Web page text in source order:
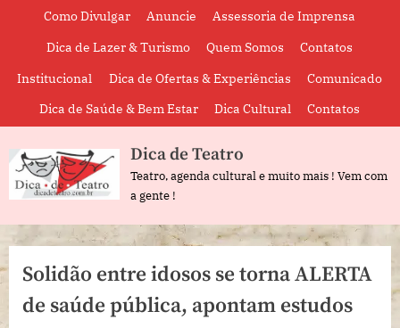
Como Divulgar Anuncie
Assessoria de Imprensa
Dica de Lazer & Turismo
Quem Somos
Contatos
Institucional
Dica de Ofertas & Experiências
Comunicado
Dica de Saúde & Bem Estar
Dica Cultural Contatos
Dica de Teatro
Teatro, agenda cultural e muito mais ! Vem com
a gente !
Solidão entre idosos se torna ALERTA
de saúde pública, apontam estudos